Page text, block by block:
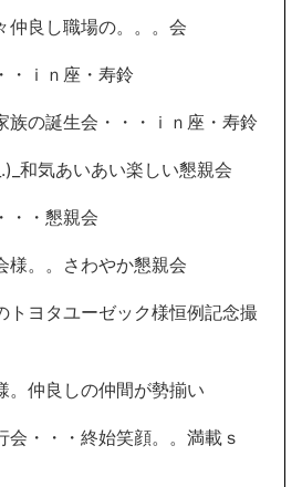
仲良し職場の。。。会
・ｉｎ座・寿鈴
族の誕生会・・・ｉｎ座・寿鈴
和気あいあい楽しい懇親会
・・懇親会
様。。さわやか懇親会
トヨタユーゼック様恒例記念撮
。仲良しの仲間が勢揃い
会・・・終始笑顔。。満載ｓ